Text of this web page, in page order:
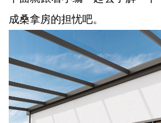
成桑拿房的担忧吧。